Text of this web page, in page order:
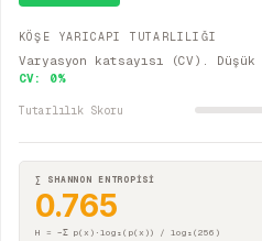
KÖŞE YARICAPI TUTARLILIĞI
Varyasyon katsayısı (CV).
CV: 0%
Tutarlılık Skoru
∑ SHANNON ENTROPİSİ
0.765
H = −Σ p(x)·log₂(p(x)) / log₂(256)